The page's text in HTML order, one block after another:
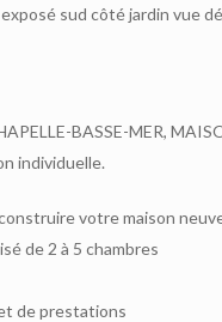
sud côté jardin vue
BASSE-MER,
individuelle.
votre maison
de 2 à 5 chambres
de prestations